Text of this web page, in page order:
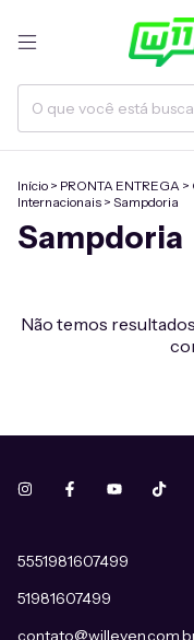
Início > PRONTA ENTREGA >
Internacionais > Sampdoria
Sampdoria
Não temos
5551981607499
51981607499